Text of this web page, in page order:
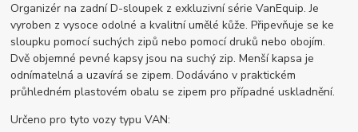
Organizér na zadní D-sloupek z exkluzivní série VanEquip. Je
vyroben z vysoce odolné a kvalitní umělé kůže. Připevňuje se ke
sloupku pomocí suchých zipů nebo pomocí druků nebo obojím.
Dvě objemné pevné kapsy jsou na suchý zip. Menší kapsa je
odnímatelná a uzavírá se zipem. Dodáváno v praktickém
průhledném plastovém obalu se zipem pro případné uskladnění.
Určeno pro tyto vozy typu VAN: